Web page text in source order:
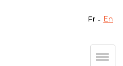
Fermer X
fr en